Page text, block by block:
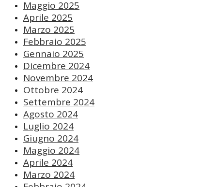
Maggio 2025
Aprile 2025
Marzo 2025
Febbraio 2025
Gennaio 2025
Dicembre 2024
Novembre 2024
Ottobre 2024
Settembre 2024
Agosto 2024
Luglio 2024
Giugno 2024
Maggio 2024
Aprile 2024
Marzo 2024